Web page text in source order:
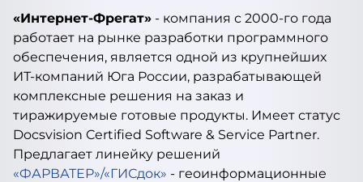
«Интернет-Фрегат» - компания с 2000-го года
работает на рынке разработки программного
обеспечения, является одной из крупнейших
ИТ-компаний Юга России, разрабатывающей
комплексные решения на заказ и
тиражируемые готовые продукты. Имеет статус
Docsvision Certified Software & Service Partner.
Предлагает линейку решений
«ФАРВАТЕР»/«ГИСдок» - геоинформационные